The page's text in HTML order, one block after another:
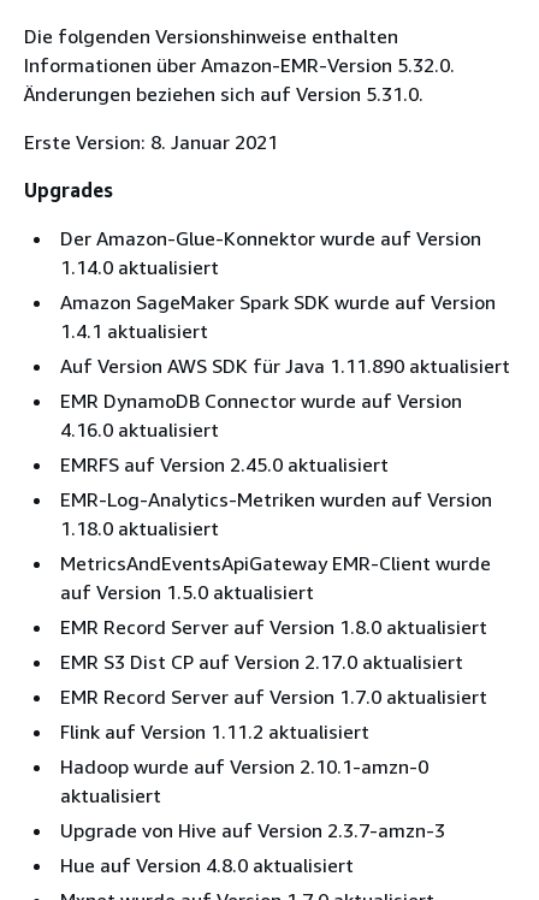
Die folgenden Versionshinweise enthalten
Informationen über Amazon-EMR-Version 5.32.0.
Änderungen beziehen sich auf Version 5.31.0.
Erste Version: 8. Januar 2021
Upgrades
Der Amazon-Glue-Konnektor wurde auf Version
1.14.0 aktualisiert
Amazon SageMaker Spark SDK wurde auf Version
1.4.1 aktualisiert
Auf Version AWS SDK für Java 1.11.890 aktualisiert
EMR DynamoDB Connector wurde auf Version
4.16.0 aktualisiert
EMRFS auf Version 2.45.0 aktualisiert
EMR-Log-Analytics-Metriken wurden auf Version
1.18.0 aktualisiert
MetricsAndEventsApiGateway EMR-Client wurde
auf Version 1.5.0 aktualisiert
EMR Record Server auf Version 1.8.0 aktualisiert
EMR S3 Dist CP auf Version 2.17.0 aktualisiert
EMR Record Server auf Version 1.7.0 aktualisiert
Flink auf Version 1.11.2 aktualisiert
Hadoop wurde auf Version 2.10.1-amzn-0
aktualisiert
Upgrade von Hive auf Version 2.3.7-amzn-3
Hue auf Version 4.8.0 aktualisiert